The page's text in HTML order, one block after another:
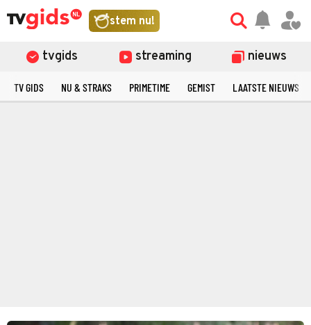
stem nu!
tvgids streaming nieuws
TV GIDS NU & STRAKS PRIMETIME GEMIST LAATSTE NIEUWS